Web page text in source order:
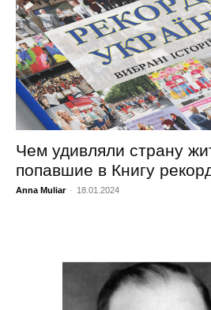
Чем удивляли страну
попавшие в Книгу
Anna Muliar - 18.01.2024